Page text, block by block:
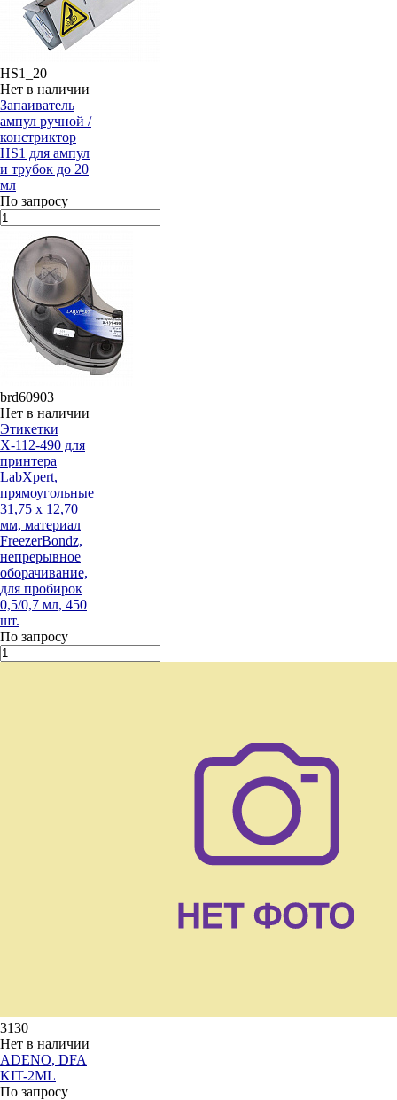
HS1_20
Нет в наличии
Запаиватель
ампул ручной /
констриктор
HS1 для ампул
и трубок до 20
мл
По запросу
brd60903
Нет в наличии
Этикетки
Х-112-490 для
принтера
LabXpert,
прямоугольные
31,75 х 12,70
мм, материал
FreezerBondz,
непрерывное
оборачивание,
для пробирок
0,5/0,7 мл, 450
шт.
По запросу
3130
Нет в наличии
ADENO, DFA
KIT-2ML
По запросу